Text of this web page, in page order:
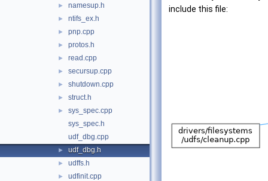
► namesup.h
► ntifs_ex.h
► pnp.cpp
► protos.h
► read.cpp
► secursup.cpp
► shutdown.cpp
► struct.h
►
sys_spec.cpp
sys_spec.h
udf_dbg.cpp
► udf_dbg.h
► udffs.h
► udfinit.cpp
include this file: